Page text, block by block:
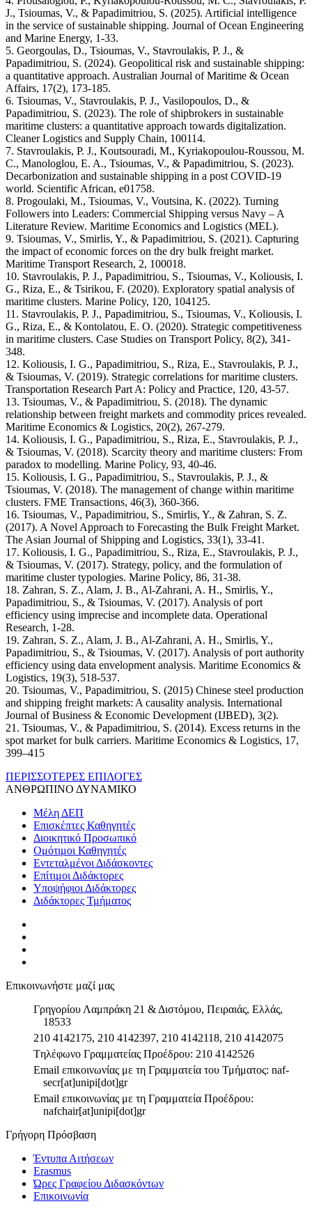
J., Tsioumas, V., & Papadimitriou, S. (2025). Artificial intelligence
in the service of sustainable shipping. Journal of Ocean Engineering
and Marine Energy, 1-33.
5. Georgoulas, D., Tsioumas, V., Stavroulakis, P. J., &
Papadimitriou, S. (2024). Geopolitical risk and sustainable shipping:
a quantitative approach. Australian Journal of Maritime & Ocean
Affairs, 17(2), 173-185.
6. Tsioumas, V., Stavroulakis, P. J., Vasilopoulos, D., &
Papadimitriou, S. (2023). The role of shipbrokers in sustainable
maritime clusters: a quantitative approach towards digitalization.
Cleaner Logistics and Supply Chain, 100114.
7. Stavroulakis, P. J., Koutsouradi, M., Kyriakopoulou-Roussou, M.
C., Manologlou, E. A., Tsioumas, V., & Papadimitriou, S. (2023).
Decarbonization and sustainable shipping in a post COVID-19
world. Scientific African, e01758.
8. Progoulaki, M., Tsioumas, V., Voutsina, K. (2022). Turning
Followers into Leaders: Commercial Shipping versus Navy – A
Literature Review. Maritime Economics and Logistics (MEL).
9. Tsioumas, V., Smirlis, Y., & Papadimitriou, S. (2021). Capturing
the impact of economic forces on the dry bulk freight market.
Maritime Transport Research, 2, 100018.
10. Stavroulakis, P. J., Papadimitriou, S., Tsioumas, V., Koliousis, I.
G., Riza, E., & Tsirikou, F. (2020). Exploratory spatial analysis of
maritime clusters. Marine Policy, 120, 104125.
11. Stavroulakis, P. J., Papadimitriou, S., Tsioumas, V., Koliousis, I.
G., Riza, E., & Kontolatou, E. O. (2020). Strategic competitiveness
in maritime clusters. Case Studies on Transport Policy, 8(2), 341-
348.
12. Koliousis, I. G., Papadimitriou, S., Riza, E., Stavroulakis, P. J.,
& Tsioumas, V. (2019). Strategic correlations for maritime clusters.
Transportation Research Part A: Policy and Practice, 120, 43-57.
13. Tsioumas, V., & Papadimitriou, S. (2018). The dynamic
relationship between freight markets and commodity prices revealed.
Maritime Economics & Logistics, 20(2), 267-279.
14. Koliousis, I. G., Papadimitriou, S., Riza, E., Stavroulakis, P. J.,
& Tsioumas, V. (2018). Scarcity theory and maritime clusters: From
paradox to modelling. Marine Policy, 93, 40-46.
15. Koliousis, I. G., Papadimitriou, S., Stavroulakis, P. J., &
Tsioumas, V. (2018). The management of change within maritime
clusters. FME Transactions, 46(3), 360-366.
16. Tsioumas, V., Papadimitriou, S., Smirlis, Y., & Zahran, S. Z.
(2017). A Novel Approach to Forecasting the Bulk Freight Market.
The Asian Journal of Shipping and Logistics, 33(1), 33-41.
17. Koliousis, I. G., Papadimitriou, S., Riza, E., Stavroulakis, P. J.,
& Tsioumas, V. (2017). Strategy, policy, and the formulation of
maritime cluster typologies. Marine Policy, 86, 31-38.
18. Zahran, S. Z., Alam, J. B., Al-Zahrani, A. H., Smirlis, Y.,
Papadimitriou, S., & Tsioumas, V. (2017). Analysis of port
efficiency using imprecise and incomplete data. Operational
Research, 1-28.
19. Zahran, S. Z., Alam, J. B., Al-Zahrani, A. H., Smirlis, Y.,
Papadimitriou, S., & Tsioumas, V. (2017). Analysis of port authority
efficiency using data envelopment analysis. Maritime Economics &
Logistics, 19(3), 518-537.
20. Tsioumas, V., Papadimitriou, S. (2015) Chinese steel production
and shipping freight markets: A causality analysis. International
Journal of Business & Economic Development (IJBED), 3(2).
21. Tsioumas, V., & Papadimitriou, S. (2014). Excess returns in the
spot market for bulk carriers. Maritime Economics & Logistics, 17,
399–415
ΠΕΡΙΣΣΟΤΕΡΕΣ ΕΠΙΛΟΓΕΣ
ANΘΡΩΠΙΝΟ ΔΥΝΑΜΙΚΟ
Μέλη ΔΕΠ
Επισκέπτες Καθηγητές
Διοικητικό Προσωπικό
Ομότιμοι Καθηγητές
Εντεταλμένοι Διδάσκοντες
Επίτιμοι Διδάκτορες
Υποψήφιοι Διδάκτορες
Διδάκτορες Τμήματος
Επικοινωνήστε μαζί μας
Γρηγορίου Λαμπράκη 21 & Διστόμου, Πειραιάς, Ελλάς,
18533
210 4142175, 210 4142397, 210 4142118, 210 4142075
Tηλέφωνο Γραμματείας Προέδρου: 210 4142526
Email επικοινωνίας με τη Γραμματεία του Τμήματος: naf-
secr[at]unipi[dot]gr
Email επικοινωνίας με τη Γραμματεία Προέδρου:
nafchair[at]unipi[dot]gr
Γρήγορη Πρόσβαση
Έντυπα Αιτήσεων
Erasmus
Ώρες Γραφείου Διδασκόντων
Επικοινωνία